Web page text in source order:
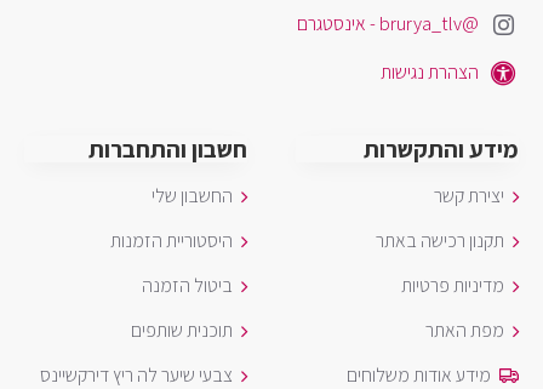
@brurya_tlv - אינסטגרם
הצהרת נגישות
מידע והתקשרות
יצירת קשר
תקנון רכישה באתר
מדיניות פרטיות
מפת האתר
מידע אודות משלוחים
חשבון והתחברות
החשבון שלי
היסטוריית הזמנות
ביטול הזמנה
תוכנית שותפים
צבעי שיער לה ריץ דירקשיינס